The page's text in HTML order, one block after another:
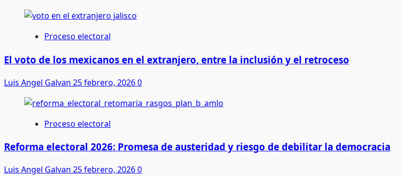
Proceso electoral
El voto de los mexicanos en el extranjero, entre la inclusión y el retroceso
Luis Angel Galvan 25 febrero, 20260
Proceso electoral
Reforma electoral 2026: Promesa de austeridad y riesgo de debilitar la democracia
Luis Angel Galvan 25 febrero, 20260